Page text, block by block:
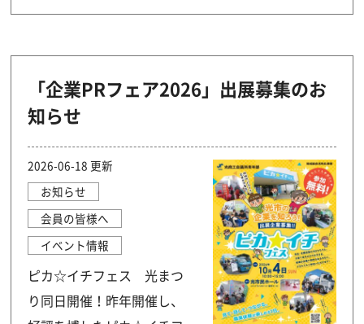
「企業PRフェア2026」出展募集のお
知らせ
2026-06-18 更新
お知らせ
会員の皆様へ
イベント情報
ピカ☆イチフェス 光まつ
り同日開催！昨年開催し、